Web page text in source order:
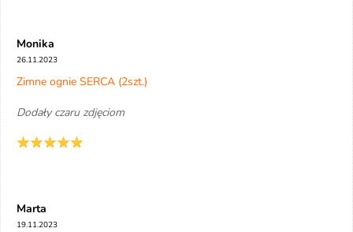
Monika
26.11.2023
Zimne ognie SERCA (2szt.)
Dodały czaru zdjęciom
Marta
19.11.2023